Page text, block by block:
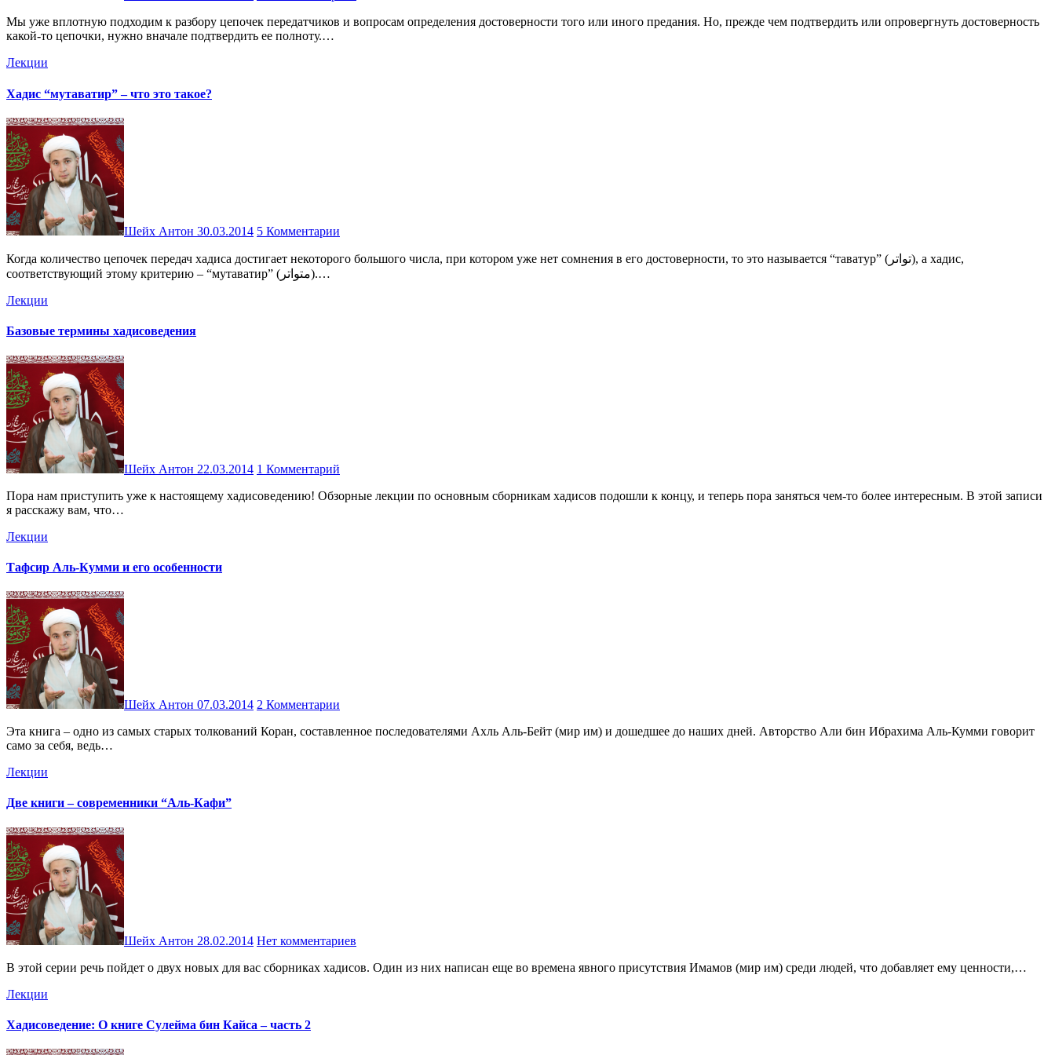
Мы уже вплотную подходим к разбору цепочек передатчиков и вопросам определения достоверности того или иного предания. Но, прежде чем подтвердить или опровергнуть достоверность
какой-то цепочки, нужно вначале подтвердить ее полноту.…
Лекции
Хадис “мутаватир” – что это такое?
Шейх Антон 30.03.2014 5 Комментарии
Когда количество цепочек передач хадиса достигает некоторого большого числа, при котором уже нет сомнения в его достоверности, то это называется “таватур” (تواتر), а хадис,
соответствующий этому критерию – “мутаватир” (متواتر).…
Лекции
Базовые термины хадисоведения
Шейх Антон 22.03.2014 1 Комментарий
Пора нам приступить уже к настоящему хадисоведению! Обзорные лекции по основным сборникам хадисов подошли к концу, и теперь пора заняться чем-то более интересным. В этой записи
я расскажу вам, что…
Лекции
Тафсир Аль-Кумми и его особенности
Шейх Антон 07.03.2014 2 Комментарии
Эта книга – одно из самых старых толкований Коран, составленное последователями Ахль Аль-Бейт (мир им) и дошедшее до наших дней. Авторство Али бин Ибрахима Аль-Кумми говорит
само за себя, ведь…
Лекции
Две книги – современники “Аль-Кафи”
Шейх Антон 28.02.2014 Нет комментариев
В этой серии речь пойдет о двух новых для вас сборниках хадисов. Один из них написан еще во времена явного присутствия Имамов (мир им) среди людей, что добавляет ему ценности,…
Лекции
Хадисоведение: О книге Сулейма бин Кайса – часть 2